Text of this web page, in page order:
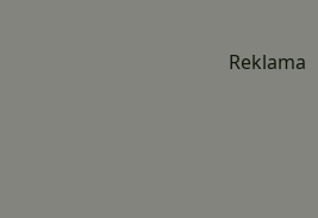
Reklama